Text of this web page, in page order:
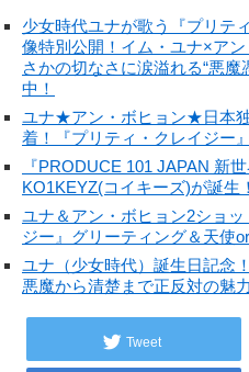
少女時代ユナが歌う『プリテ
像特別公開！イム・ユナ×ア
さかの切なさに涙溢れる“悪
中！
ユナ★アン・ボヒョン★日本
着！『プリティ・クレイジー
『PRODUCE 101 JAPAN 新
KO1KEYZ(コイキーズ)が誕生
ユナ＆アン・ボヒョン2ショ
ジー』グリーティング＆天使
ユナ（少女時代）誕生日記念
悪魔から清楚まで正反対の魅
Tweet